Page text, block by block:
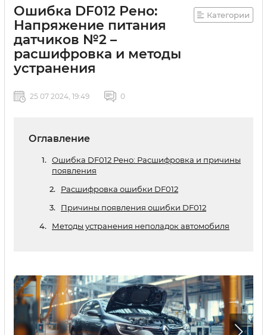
Ошибка DF012 Рено:
Напряжение питания
датчиков №2 –
расшифровка и методы
устранения
Категории
25 07 2024, 19:49 0
Оглавление
Ошибка DF012 Рено: Расшифровка и причины
появления
Расшифровка ошибки DF012
Причины появления ошибки DF012
Методы устранения неполадок автомобиля